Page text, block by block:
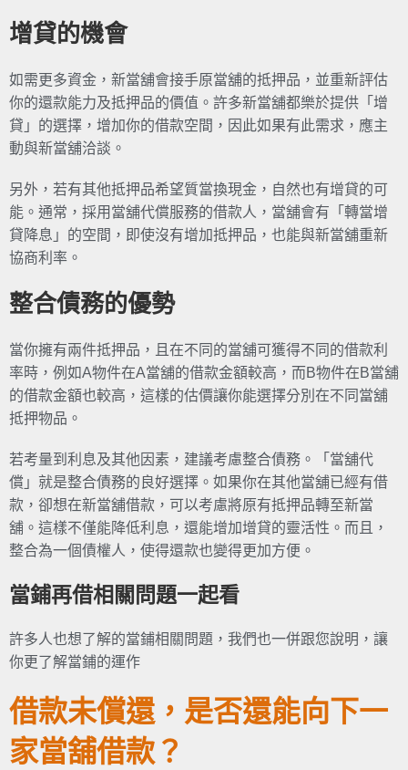
增貸的機會
如需更多資金，新當舖會接手原當舖的抵押品，並重新評估
你的還款能力及抵押品的價值。許多新當舖都樂於提供「增
貸」的選擇，增加你的借款空間，因此如果有此需求，應主
動與新當舖洽談。
另外，若有其他抵押品希望質當換現金，自然也有增貸的可
能。通常，採用當舖代償服務的借款人，當舖會有「轉當增
貸降息」的空間，即使沒有增加抵押品，也能與新當舖重新
協商利率。
整合債務的優勢
當你擁有兩件抵押品，且在不同的當舖可獲得不同的借款利
率時，例如A物件在A當舖的借款金額較高，而B物件在B當舖
的借款金額也較高，這樣的估價讓你能選擇分別在不同當舖
抵押物品。
若考量到利息及其他因素，建議考慮整合債務。「當舖代
償」就是整合債務的良好選擇。如果你在其他當舖已經有借
款，卻想在新當舖借款，可以考慮將原有抵押品轉至新當
舖。這樣不僅能降低利息，還能增加增貸的靈活性。而且，
整合為一個債權人，使得還款也變得更加方便。
當鋪再借相關問題一起看
許多人也想了解的當鋪相關問題，我們也一併跟您說明，讓
你更了解當鋪的運作
借款未償還，是否還能向下一
家當舖借款？